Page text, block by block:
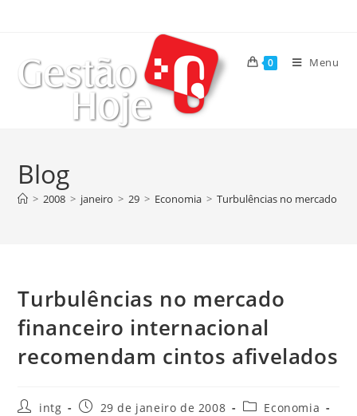
0 Menu
Blog
> 2008 > janeiro > 29 > Economia > Turbulências no mercado
Turbulências no mercado
financeiro internacional
recomendam cintos afivelados
intg 29 de janeiro de 2008
Economia